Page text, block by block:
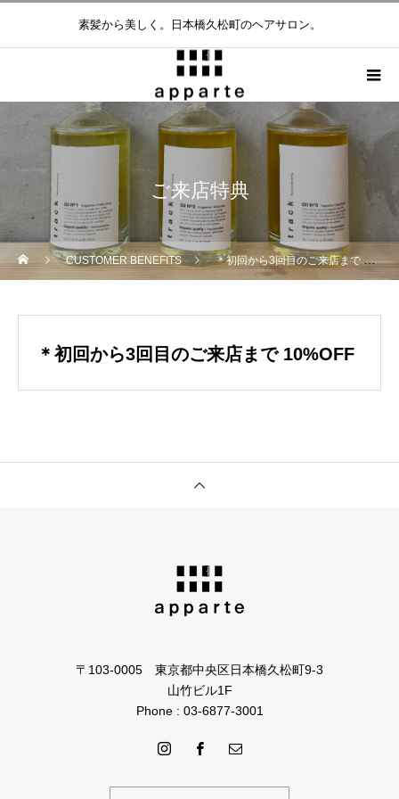
素髪から美しく。日本橋久松町のヘアサロン。
ご来店特典
CUSTOMER BENEFITS ＊初回から3回目のご来店まで 10%OFF
＊初回から3回目のご来店まで 10%OFF
〒103-0005 東京都中央区日本橋久松町9-3
山竹ビル1F
Phone : 03-6877-3001